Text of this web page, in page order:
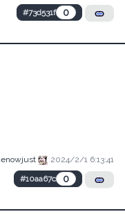
#73d531f 0
2024/2/1 6:13:41
#10aa67c
0